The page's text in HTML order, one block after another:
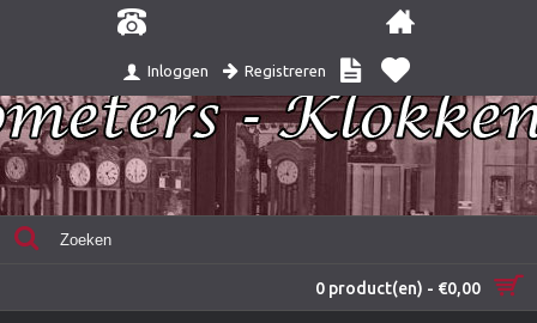
Inloggen Registreren
0 product(en) - €0,00